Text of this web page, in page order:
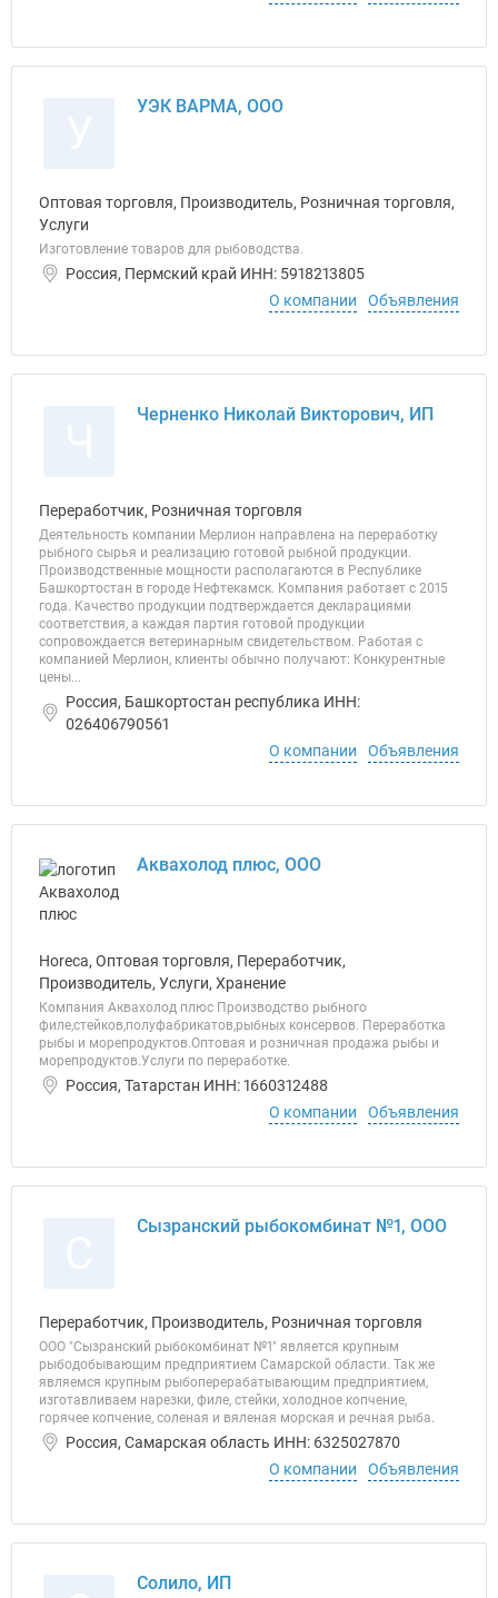
УЭК ВАРМА, ООО
Оптовая торговля, Производитель, Розничная торговля,
Услуги
Изготовление товаров для рыбоводства.
Россия, Пермский край ИНН: 5918213805
О компании
Объявления
Черненко Николай Викторович, ИП
Переработчик, Розничная торговля
Деятельность компании Мерлион направлена на переработку
рыбного сырья и реализацию готовой рыбной продукции.
Производственные мощности располагаются в Республике
Башкортостан в городе Нефтекамск. Компания работает с 2015
года. Качество продукции подтверждается декларациями
соответствия, а каждая партия готовой продукции
сопровождается ветеринарным свидетельством. Работая с
компанией Мерлион, клиенты обычно получают: Конкурентные
цены...
Россия, Башкортостан республика ИНН:
026406790561
О компании
Объявления
Аквахолод плюс, ООО
Horeca, Оптовая торговля, Переработчик,
Производитель, Услуги, Хранение
Компания Аквахолод плюс Производство рыбного
филе,стейков,полуфабрикатов,рыбных консервов. Переработка
рыбы и морепродуктов.Оптовая и розничная продажа рыбы и
морепродуктов.Услуги по переработке.
Россия, Татарстан ИНН: 1660312488
О компании
Объявления
Сызранский рыбокомбинат №1, ООО
Переработчик, Производитель, Розничная торговля
ООО "Сызранский рыбокомбинат №1" является крупным
рыбодобывающим предприятием Самарской области. Так же
являемся крупным рыбоперерабатывающим предприятием,
изготавливаем нарезки, филе, стейки, холодное копчение,
горячее копчение, соленая и вяленая морская и речная рыба.
Россия, Самарская область ИНН: 6325027870
О компании
Объявления
Солило, ИП